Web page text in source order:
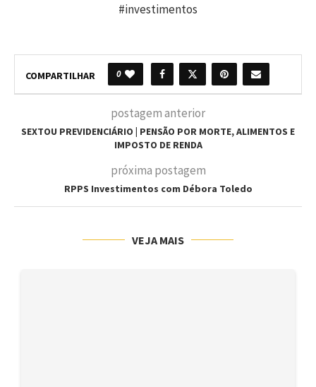
#investimentos
COMPARTILHAR 0
postagem anterior
SEXTOU PREVIDENCIÁRIO | PENSÃO POR MORTE, ALIMENTOS E
IMPOSTO DE RENDA
próxima postagem
RPPS Investimentos com Débora Toledo
VEJA MAIS